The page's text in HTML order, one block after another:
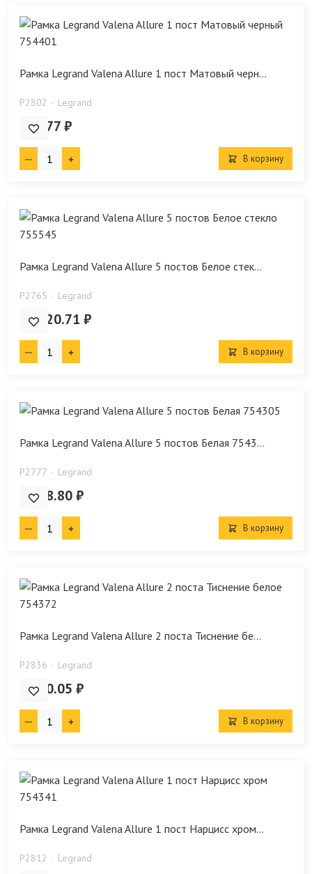
Рамка Legrand Valena Allure 1 пост Матовый черн...
P2802 Legrand
616.77 ₽
В корзину
Рамка Legrand Valena Allure 5 постов Белое стек...
P2765 Legrand
61 920.71 ₽
В корзину
Рамка Legrand Valena Allure 5 постов Белая 7543...
P2777 Legrand
1 488.80 ₽
В корзину
Рамка Legrand Valena Allure 2 поста Тиснение бе...
P2836 Legrand
1 010.05 ₽
В корзину
Рамка Legrand Valena Allure 1 пост Нарцисс хром...
P2812 Legrand